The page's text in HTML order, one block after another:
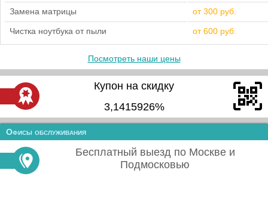
Замена матрицы от 300 руб.
Чистка ноутбука от пыли от 600 руб.
Посмотреть наши цены
Купон на скидку
3,1415926%
Офисы обслуживания
Бесплатный выезд по Москве и
Подмосковью